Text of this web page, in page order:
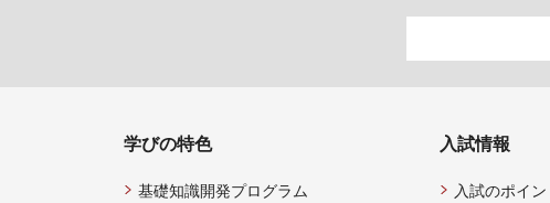
学びの特色
基礎知識開発プログラム
入試情報
入試のポイン